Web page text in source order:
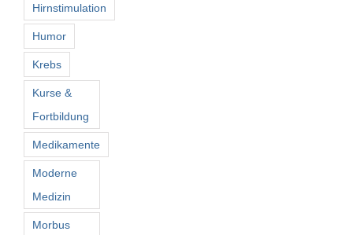
Hirnstimulation
Humor
Krebs
Kurse &
Fortbildung
Medikamente
Moderne
Medizin
Morbus